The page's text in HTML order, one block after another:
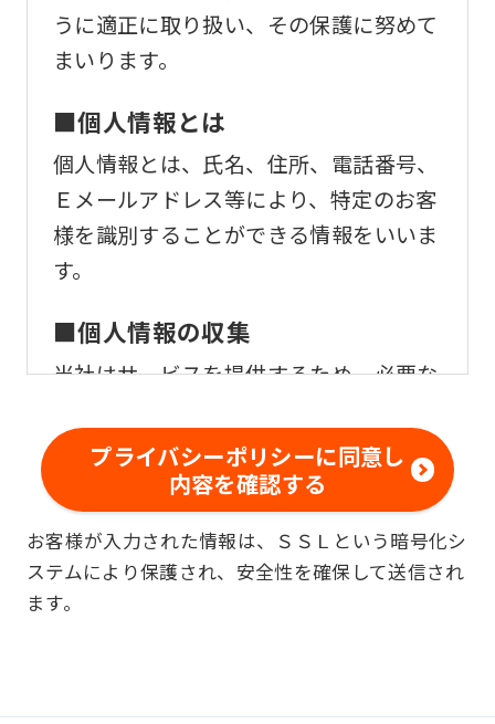
うに適正に取り扱い、その保護に努めて
まいります。
■個人情報とは
個人情報とは、氏名、住所、電話番号、
Ｅメールアドレス等により、特定のお客
様を識別することができる情報をいいま
す。
■個人情報の収集
当社はサービスを提供するため、必要な
客様の個人情報を収集いたします。
■個人情報の利用
お客様からお預かりした個人情報は、以
下の目的で使用させて頂きます。また、
違法または不当な行為を助長し、または
プライバシーポリシーに同意し
内容を確認する
お客様が入力された情報は、ＳＳＬという暗号化シ
ステムにより保護され、安全性を確保して送信され
ます。